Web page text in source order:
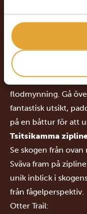
ikoniska
både storslagen
Höjdpunkter i
Storms River Mouth
Utforska det
flodmynning. Gå
fantastisk utsikt,
på en båttur för att
Tsitsikamma
Se skogen från ovan
Sväva fram på
unik inblick i
från fågelperspektiv.
Otter Trail: